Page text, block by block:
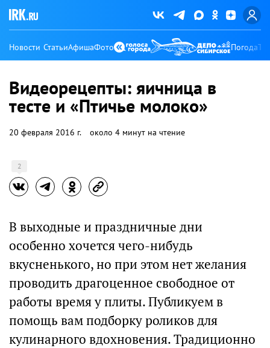
Новости СтатьиАфишаФото Погода
Видеорецепты: яичница в
тесте и «Птичье молоко»
20 февраля 2016 г. около 4 минут на чтение
2
В выходные и праздничные дни
особенно хочется чего-нибудь
вкусненького, но при этом нет желания
проводить драгоценное свободное от
работы время у плиты. Публикуем в
помощь вам подборку роликов для
кулинарного вдохновения. Традиционно